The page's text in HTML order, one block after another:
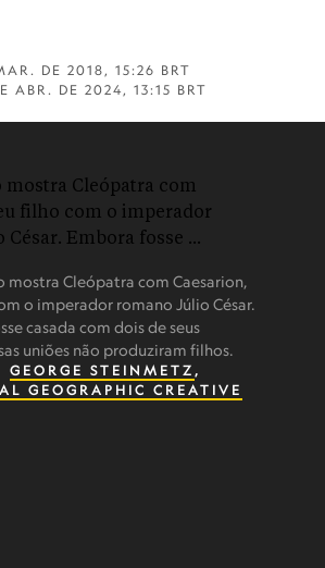
DE 2018, 15:26 BRT
ABR. DE 2024, 13:15 BRT
mostra Cleópatra com Caesarion,
o imperador romano Júlio César.
casada com dois de seus
uniões não produziram filhos.
GEORGE STEINMETZ ,
GEOGRAPHIC CREATIVE